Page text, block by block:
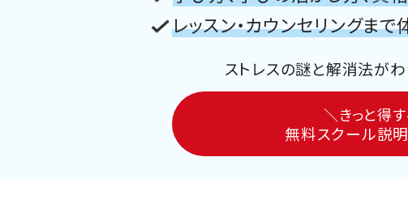
レッスン・カウンセリングまで
ストレスの謎と解消法が
＼きっと得す
無料スクール説